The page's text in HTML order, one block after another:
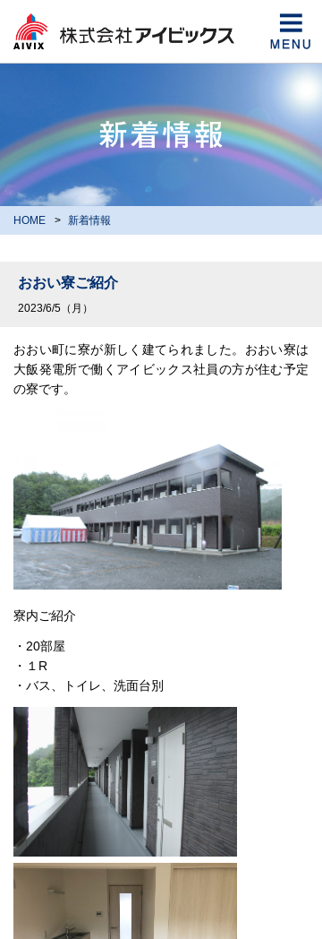
HOME 新着情報
おおい寮ご紹介
2023/6/5（月）
おおい町に寮が新しく建てられました。おおい寮は
大飯発電所で働くアイビックス社員の方が住む予定
の寮です。
寮内ご紹介
・20部屋
・１R
・バス、トイレ、洗面台別